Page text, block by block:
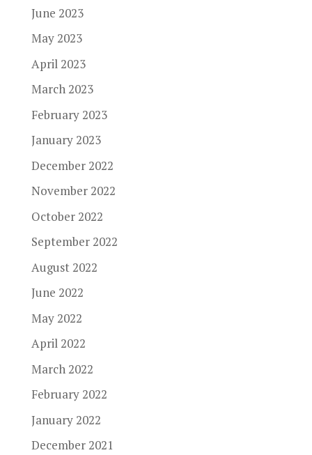
June 2023
May 2023
April 2023
March 2023
February 2023
January 2023
December 2022
November 2022
October 2022
September 2022
August 2022
June 2022
May 2022
April 2022
March 2022
February 2022
January 2022
December 2021